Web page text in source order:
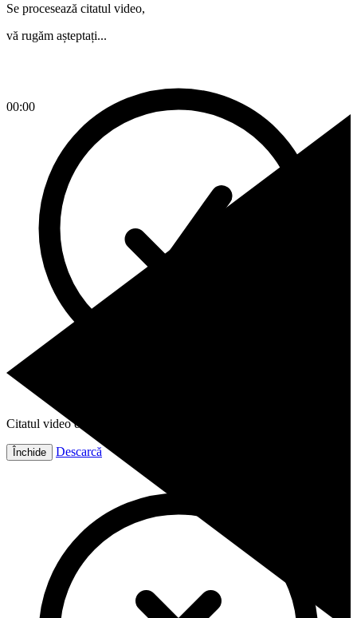
00:00
Se procesează citatul video,
vă rugăm așteptați...
Citatul video este gata!
Închide Descarcă